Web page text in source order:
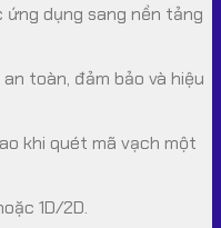
dụng sang nền tảng
toàn, đảm bảo và hiệu
khi quét mã vạch một
1D/2D.